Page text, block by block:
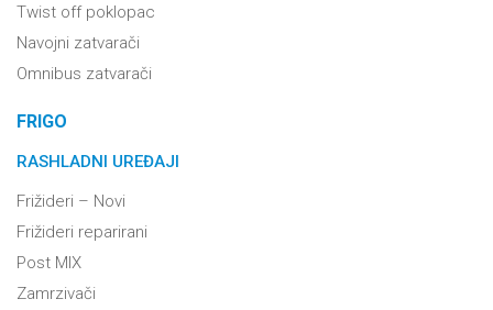
Twist off poklopac
Navojni zatvarači
Omnibus zatvarači
FRIGO
RASHLADNI UREĐAJI
Frižideri – Novi
Frižideri reparirani
Post MIX
Zamrzivači